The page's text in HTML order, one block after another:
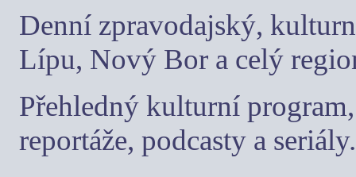
Denní zpravodajský,
Lípu, Nový Bor a celý
Přehledný kulturní
reportáže, podcasty a seriály.